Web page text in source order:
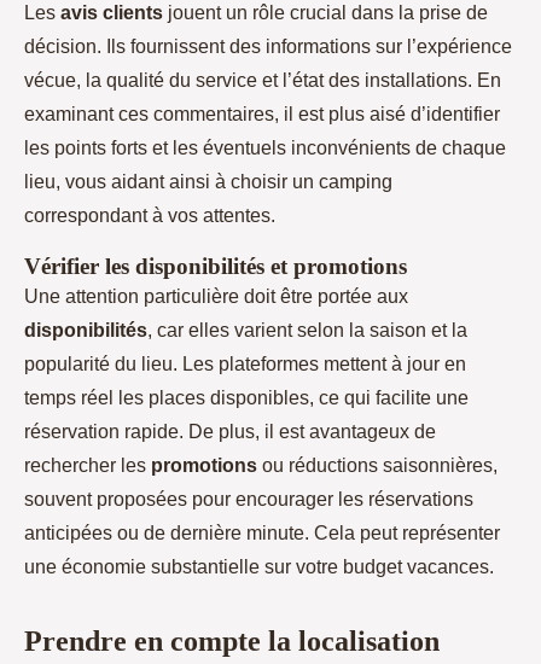
Les avis clients jouent un rôle crucial dans la prise de
décision. Ils fournissent des informations sur l’expérience
vécue, la qualité du service et l’état des installations. En
examinant ces commentaires, il est plus aisé d’identifier
les points forts et les éventuels inconvénients de chaque
lieu, vous aidant ainsi à choisir un camping
correspondant à vos attentes.
Vérifier les disponibilités et promotions
Une attention particulière doit être portée aux
disponibilités, car elles varient selon la saison et la
popularité du lieu. Les plateformes mettent à jour en
temps réel les places disponibles, ce qui facilite une
réservation rapide. De plus, il est avantageux de
rechercher les promotions ou réductions saisonnières,
souvent proposées pour encourager les réservations
anticipées ou de dernière minute. Cela peut représenter
une économie substantielle sur votre budget vacances.
Prendre en compte la localisation